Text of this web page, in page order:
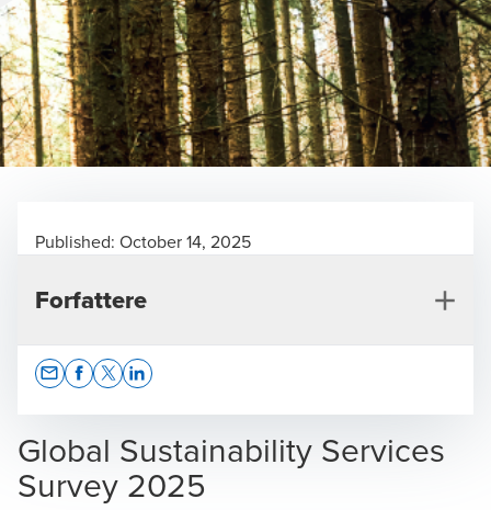
Global Sustainability Services
Survey 2025
Published: October 14, 2025
Forfattere